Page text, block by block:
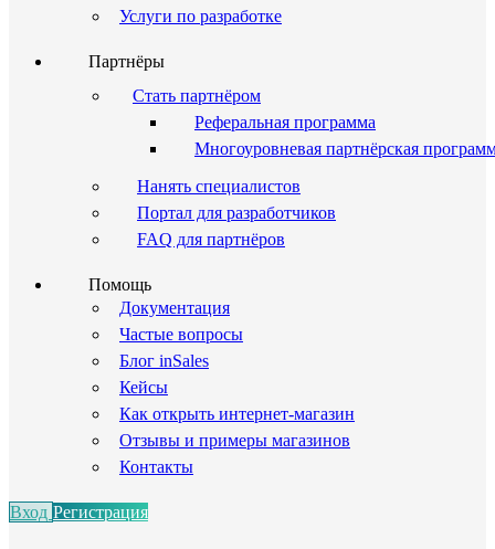
Услуги по разработке
Партнёры
Стать партнёром
Реферальная программа
Многоуровневая партнёрская
Нанять специалистов
Портал для разработчиков
FAQ для партнёров
Помощь
Документация
Частые вопросы
Блог inSales
Кейсы
Как открыть интернет-магазин
Отзывы и примеры магазинов
Контакты
Вход Регистрация